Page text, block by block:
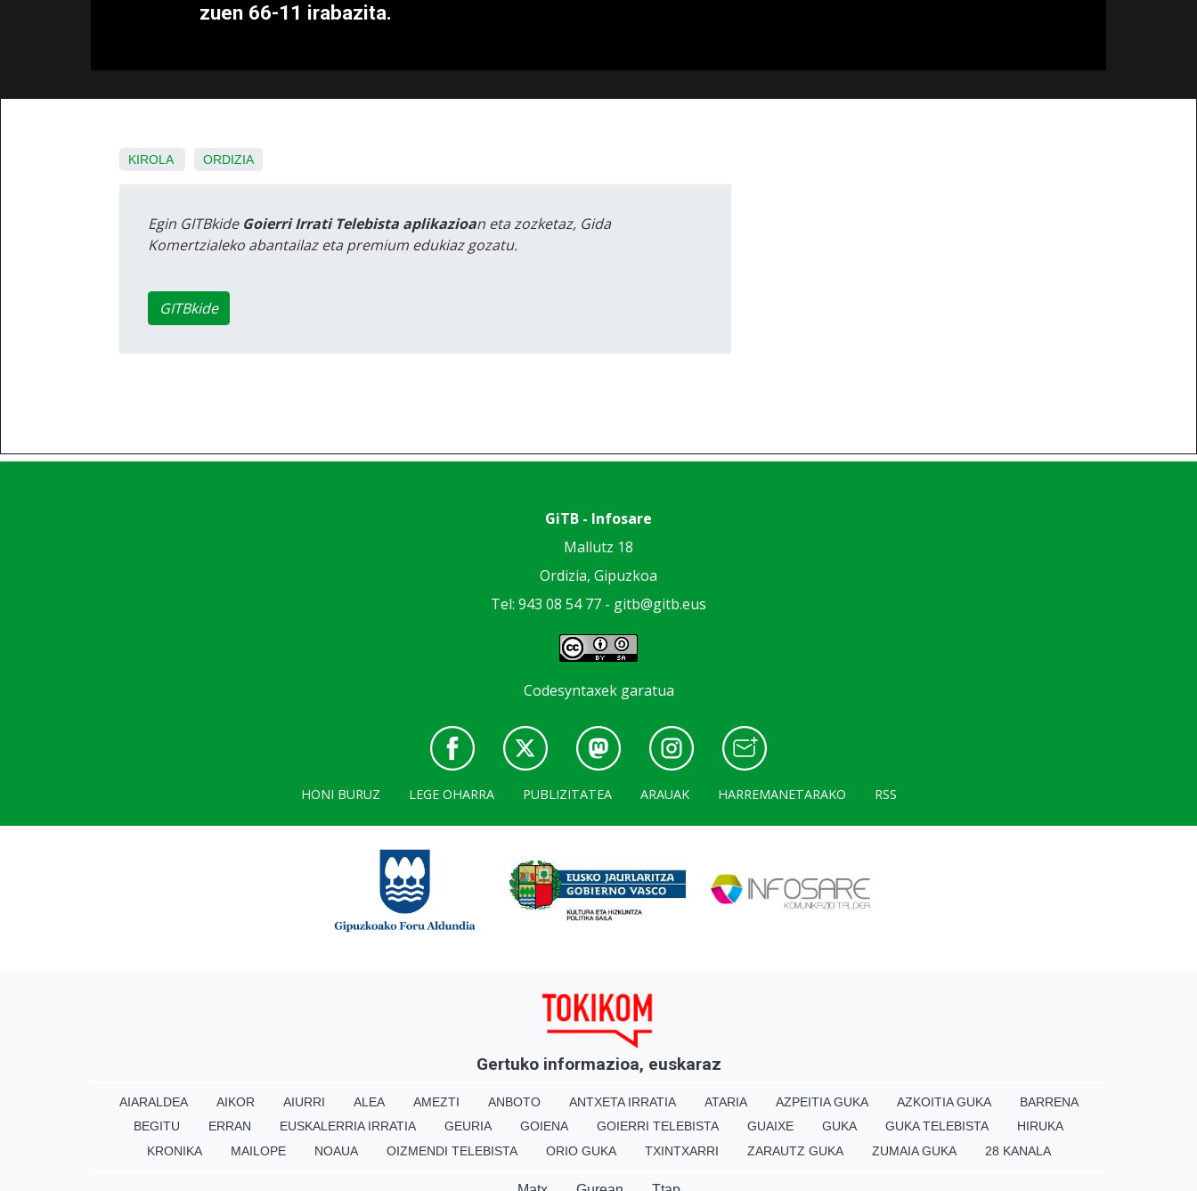
zuen 66-11 irabazita.
KIROLA ORDIZIA
Egin GITBkide Goierri Irrati Telebista aplikazioan eta zozketaz, Gida
Komertzialeko abantailaz eta premium edukiaz gozatu.
GITBkide
GiTB - Infosare
Mallutz 18
Ordizia, Gipuzkoa
Tel: 943 08 54 77 - gitb@gitb.eus
Codesyntaxek garatua
HONI BURUZ LEGE OHARRA PUBLIZITATEA ARAUAK HARREMANETARAKO RSS
Gertuko informazioa, euskaraz
AIARALDEA AIKOR AIURRI ALEA AMEZTI ANBOTO ANTXETA IRRATIA ATARIA AZPEITIA GUKA AZKOITIA GUKA
BARRENA
BEGITU
ERRAN EUSKALERRIA IRRATIA GEURIA GOIENA GOIERRI TELEBISTA GUAIXE GUKA GUKA TELEBISTA
HIRUKA
KRONIKA
MAILOPE NOAUA OIZMENDI TELEBISTA ORIO GUKA TXINTXARRI ZARAUTZ GUKA ZUMAIA GUKA 28 KANALA